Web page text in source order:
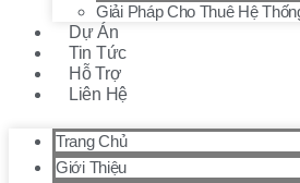
Giải Pháp Cho Thuê Hệ
Dự Án
Tin Tức
Hỗ Trợ
Liên Hệ
Trang Chủ
Giới Thiệu